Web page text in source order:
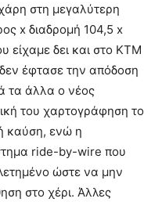
στη μεγαλύτερη
x διαδρομή 104,5 x
είχαμε δει και στο KTM
έφτασε την απόδοση
τα άλλα ο νέος
του χαρτογράφηση το
καύση, ενώ η
ride-by-wire που
ώστε να μην
στο χέρι. Άλλες